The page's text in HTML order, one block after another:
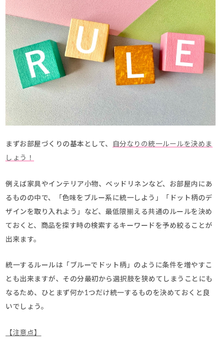
まずお部屋づくりの基本として、
自分なりの統一ルールを決めま
しょう！
例えば家具やインテリア小物、ベッドリネンなど、お部屋内にあ
るものの中で、「色味をブルー系に統一しよう」「ドット柄のデ
ザインを取り入れよう」など、最低限揃える共通のルールを決め
ておくと、商品を探す時の検索するキーワードを予め絞ることが
出来ます。
統一するルールは「ブルーでドット柄」のように条件を増やすこ
とも出来ますが、その分最初から選択肢を狭めてしまうことにも
なるため、ひとまず何か1つだけ統一するものを決めておくと良
いでしょう。
【注意点】